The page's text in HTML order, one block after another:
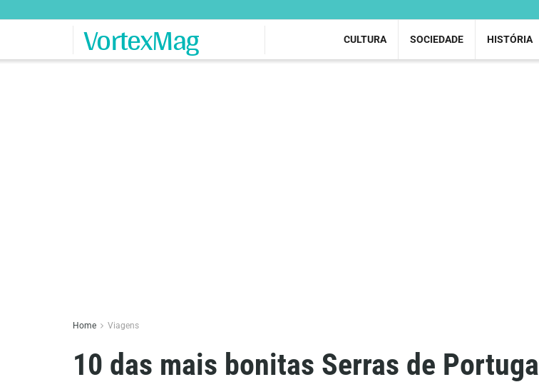
VortexMag CULTURA SOCIEDADE HISTÓRIA
Home Viagens
10 das mais bonitas Serras de Portugal